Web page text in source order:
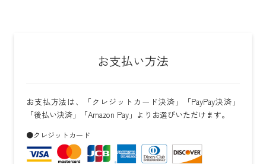
お支払い方法
お支払方法は、「クレジットカード決済」「PayPay決済」
「後払い決済」「Amazon Pay」よりお選びいただけます。
●クレジットカード